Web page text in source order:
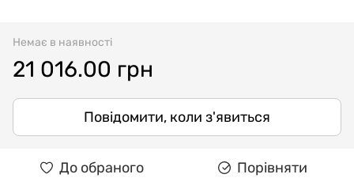
Немає в наявності
21 016.00 грн
Повідомити, коли з'явиться
До обраного Порівняти